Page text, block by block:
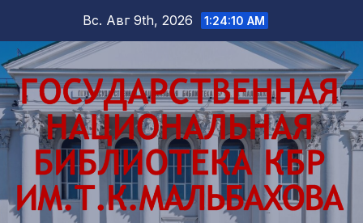
содержимому
Вс. Авг 9th, 2026 1:24:11 AM